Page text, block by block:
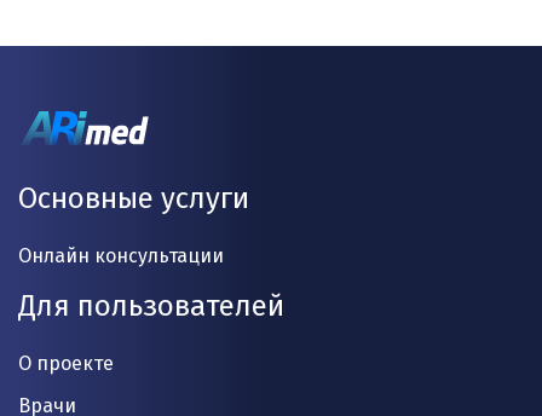
Основные услуги
Онлайн консультации
Для пользователей
О проекте
Врачи